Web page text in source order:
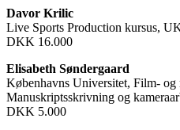
Davor Krilic
Live Sports Production kursus,
DKK 16.000
Elisabeth Søndergaard
Københavns Universitet, Film- og
Manuskriptsskrivning og
DKK 5.000